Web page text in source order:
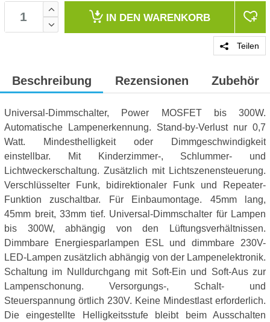
IN DEN WARENKORB
Teilen
Beschreibung Rezensionen Zubehör
Universal-Dimmschalter, Power MOSFET bis 300W.
Automatische Lampenerkennung. Stand-by-Verlust nur 0,7
Watt. Mindesthelligkeit oder Dimmgeschwindigkeit
einstellbar. Mit Kinderzimmer-, Schlummer- und
Lichtweckerschaltung. Zusätzlich mit Lichtszenensteuerung.
Verschlüsselter Funk, bidirektionaler Funk und Repeater-
Funktion zuschaltbar. Für Einbaumontage. 45mm lang,
45mm breit, 33mm tief. Universal-Dimmschalter für Lampen
bis 300W, abhängig von den Lüftungsverhältnissen.
Dimmbare Energiesparlampen ESL und dimmbare 230V-
LED-Lampen zusätzlich abhängig von der Lampenelektronik.
Schaltung im Nulldurchgang mit Soft-Ein und Soft-Aus zur
Lampenschonung. Versorgungs-, Schalt- und
Steuerspannung örtlich 230V. Keine Mindestlast erforderlich.
Die eingestellte Helligkeitsstufe bleibt beim Ausschalten